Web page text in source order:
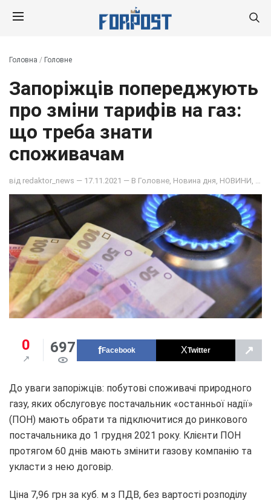
Головна / Головне
Запоріжців попереджують
про зміни тарифів на газ:
що треба знати
споживачам
від redaktor_news — 17.11.2021 — В Головне Новина дня НОВИНИ
0 697 Facebook Twitter ↗
До уваги запоріжців: побутові споживачі природного
газу, яких обслуговує постачальник «останньої надії»
(ПОН) мають обрати та підключитися до ринкового
постачальника до 1 грудня 2021 року. Клієнти ПОН
протягом 60 днів мають змінити газову компанію та
укласти з нею договір.
Ціна 7,96 грн за куб. м з ПДВ, без вартості розподілу